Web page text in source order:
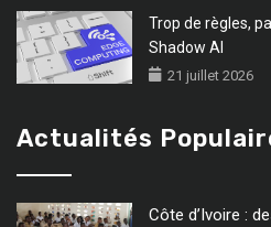
Trop de règles,
Shadow AI
21 juillet 2026
Actualités
Côte d’Ivoire :